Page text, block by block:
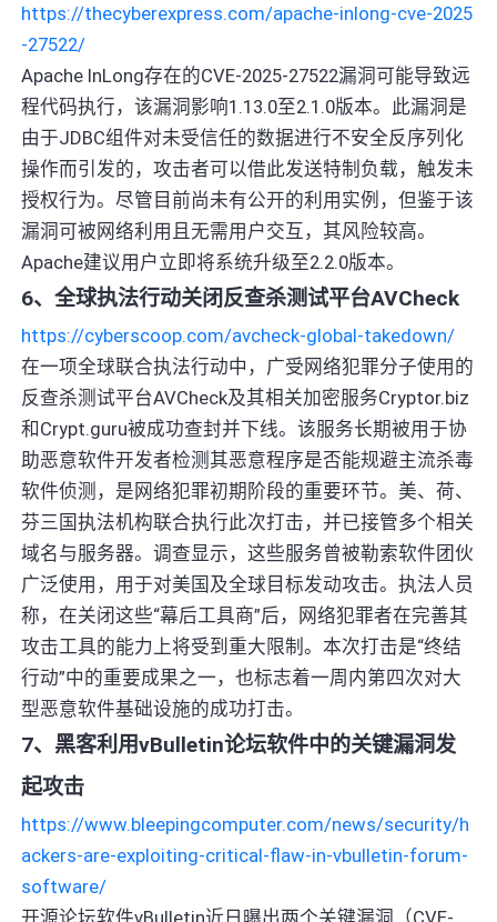
https://thecyberexpress.com/apache-inlong-cve-2025
-27522/
Apache InLong存在的CVE-2025-27522漏洞可能导致远
程代码执行，该漏洞影响1.13.0至2.1.0版本。此漏洞是
由于JDBC组件对未受信任的数据进行不安全反序列化
操作而引发的，攻击者可以借此发送特制负载，触发未
授权行为。尽管目前尚未有公开的利用实例，但鉴于该
漏洞可被网络利用且无需用户交互，其风险较高。
Apache建议用户立即将系统升级至2.2.0版本。
6、全球执法行动关闭反查杀测试平台AVCheck
https://cyberscoop.com/avcheck-global-takedown/
在一项全球联合执法行动中，广受网络犯罪分子使用的
反查杀测试平台AVCheck及其相关加密服务Cryptor.biz
和Crypt.guru被成功查封并下线。该服务长期被用于协
助恶意软件开发者检测其恶意程序是否能规避主流杀毒
软件侦测，是网络犯罪初期阶段的重要环节。美、荷、
芬三国执法机构联合执行此次打击，并已接管多个相关
域名与服务器。调查显示，这些服务曾被勒索软件团伙
广泛使用，用于对美国及全球目标发动攻击。执法人员
称，在关闭这些“幕后工具商”后，网络犯罪者在完善其
攻击工具的能力上将受到重大限制。本次打击是“终结
行动”中的重要成果之一，也标志着一周内第四次对大
型恶意软件基础设施的成功打击。
7、黑客利用vBulletin论坛软件中的关键漏洞发
起攻击
https://www.bleepingcomputer.com/news/security/h
ackers-are-exploiting-critical-flaw-in-vbulletin-forum-
software/
开源论坛软件vBulletin近日曝出两个关键漏洞（CVE-